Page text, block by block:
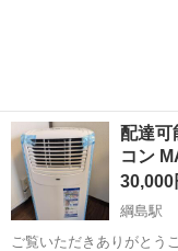
配達
コン
30,000
綱島駅
ご覧いただきありがとう